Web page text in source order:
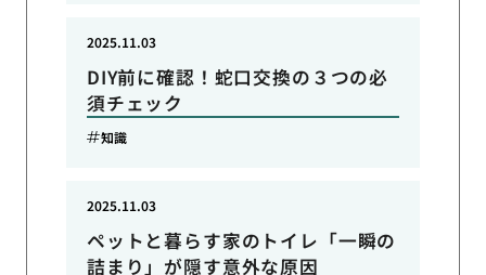
DIY前に確認！蛇口交換の３つの必
須チェック
2025.11.03
知識
ペットと暮らす家のトイレ「一瞬の
詰まり」が隠す意外な原因
2025.11.03